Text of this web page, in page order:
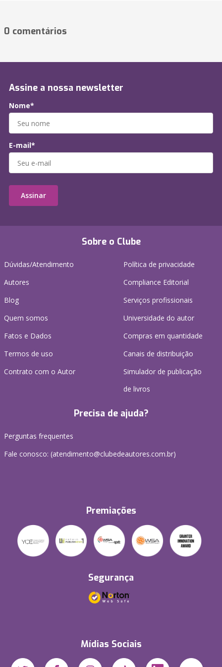
0 comentários
Sobre o Clube
Dúvidas/Atendimento
Autores
Blog
Quem somos
Fatos e Dados
Termos de uso
Contrato com o Autor
Política de privacidade
Compliance Editorial
Serviços profissionais
Universidade do autor
Compras em quantidade
Canais de distribuição
Simulador de publicação
de livros
Precisa de ajuda?
Perguntas frequentes
Fale conosco: (atendimento@clubedeautores.com.br)
Premiações
Segurança
Mídias Sociais
Assine a nossa newsletter
Nome*
E-mail*
Assinar